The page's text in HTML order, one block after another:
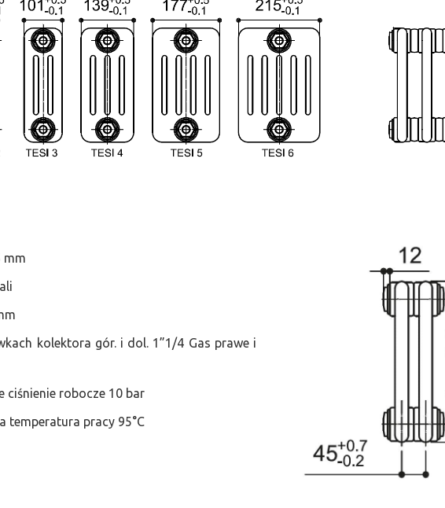
mm
kolektora gór. i dol. 1”1/4 Gas prawe i
ciśnienie robocze 10 bar
temperatura pracy 95°C